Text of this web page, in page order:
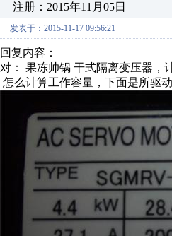
注册：2015年11月05日
发表于：2015-11-17 09:56:21
回复内容：
对： 果冻帅锅 干式隔离变压器，
怎么计算工作容量，下面是所驱